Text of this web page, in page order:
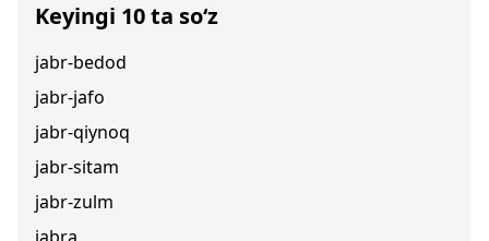
Keyingi 10 ta so‘z
jabr-bedod
jabr-jafo
jabr-qiynoq
jabr-sitam
jabr-zulm